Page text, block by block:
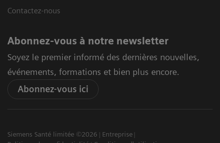
Contactez-nous
Abonnez-vous à notre newsletter
Soyez le premier informé des dernières nouvelles,
événements, formations et bien plus encore.
Abonnez-vous ici
Siemens Santé limitée ©2026
Entreprise